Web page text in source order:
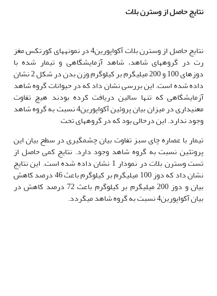
نتایج حاصل از وسترن بلات
نتایج حاصل از وسترن بلات آکواپورین4 در نمونه‏های کورتکس مغز
رت در گروه‏های شاهد، شاهد آزمایشگاهی و تیمار شده با
دوزهای 100 و 200 میلی‏گرم بر کیلوگرم وزن بدن در شکل 2 نشان
داده شده است. این بررسی نشان داد که در حیوانات گروه شاهد
آزمایشگاهی که تنها سالین دریافت کرده بودند هیچ تفاوت
معنی‏داری در میزان بیان پروئین آکواپورین4 نسبت به گروه شاهد
وجود ندارد. این درحالی بود که در گروه‏های تحت
تیمار با عصاره چای سبز تفاوت بیان چشمگیری در سطح بیان این
پروتئین نسبت به گروه شاهد وجود دارد. نتایج کمی حاصل از
تست وسترن بلات در نمودار 1 نشان داده شده است. این نتایج
نشان داد که دوز ‌100 میلی‏گرم بر کیلوگرم باعث 46 درصد کاهش
بیان و دوز ‌200 میلی‏گرم بر کیلوگرم باعث 72 درصد کاهش در
بیان آکواپورین4 نسبت به گروه شاهد می­گردد.